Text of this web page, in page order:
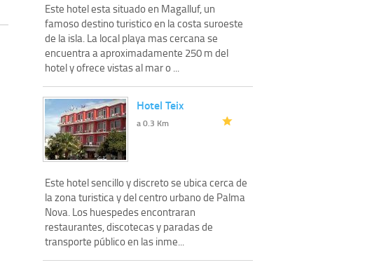
Este hotel esta situado en Magalluf, un
famoso destino turistico en la costa suroeste
de la isla. La local playa mas cercana se
encuentra a aproximadamente 250 m del
hotel y ofrece vistas al mar o ...
Hotel Teix
a 0.3 Km
Este hotel sencillo y discreto se ubica cerca de
la zona turistica y del centro urbano de Palma
Nova. Los huespedes encontraran
restaurantes, discotecas y paradas de
transporte público en las inme...